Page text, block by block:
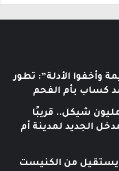
وأخفوا الأدلة”: تطور
كساب بأم الفحم
بقيمة 600 مليون شيكل.. قريبًا
الجديد لمدينة أم
من الكنيست